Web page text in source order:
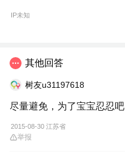
IP未知
其他回答
树友u31197618
尽量避免，为了宝宝忍忍吧
2015-08-30 江苏省
举报